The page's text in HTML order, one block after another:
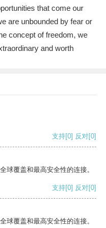
that come our
are unbounded by fear or
concept of freedom, we
and worth
支持[0] 反对[0]
球覆盖和最高安全性的连接。
支持[0] 反对[0]
球覆盖和最高安全性的连接。